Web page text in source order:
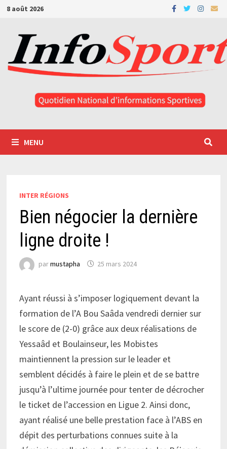
Passer
contenu
8 août 2026
MENU
INTER RÉGIONS
Bien négocier la dernière
ligne droite !
parmustapha 25 mars 2024
Ayant réussi à s’imposer logiquement devant la
formation de l’A Bou Saâda vendredi dernier sur
le score de (2-0) grâce aux deux réalisations de
Yessaâd et Boulainseur, les Mobistes
maintiennent la pression sur le leader et
semblent décidés à faire le plein et de se battre
jusqu’à l’ultime journée pour tenter de décrocher
le ticket de l’accession en Ligue 2. Ainsi donc,
ayant réalisé une belle prestation face à l’ABS en
dépit des perturbations connues suite à la